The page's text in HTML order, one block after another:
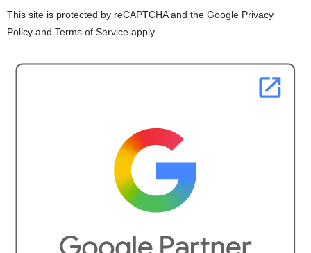
This site is protected by reCAPTCHA and the Google Privacy
Policy and Terms of Service apply.